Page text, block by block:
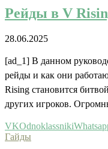
Рейды в V
28.06.2025
[ad_1] В данном
рейды и как они
Rising становится
других игроков.
VKOdnoklassniki
Гайды